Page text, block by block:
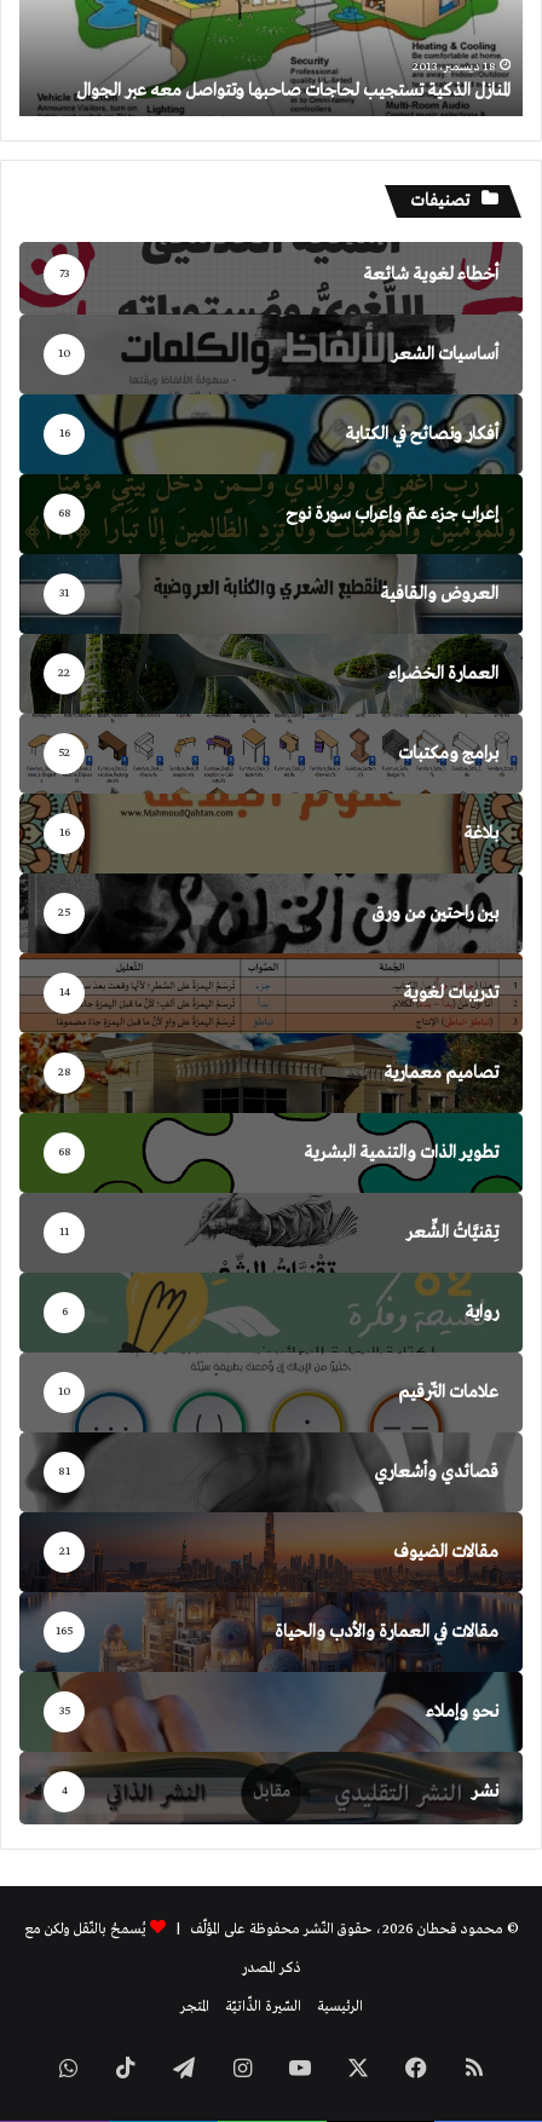
الجوال
18 ديسمبر، 2013
المنازل الذكية تستجيب لحاجات صاحبها وتتواصل معه عبر الجوال
تصنيفات
أخطاء لغوية شائعة 73
أساسيات الشعر 10
أفكار ونصائح في الكتابة 16
إعراب جزء عمّ وإعراب سورة نوح 68
العروض والقافية 31
العمارة الخضراء 22
برامج ومكتبات 52
بلاغة 16
بين راحتين من ورق 25
تدريبات لغوية 14
تصاميم معمارية 28
تطوير الذات والتنمية البشرية 68
تِقنيَّاتُ الشِّعر 11
رواية 6
علامات التّرقيم 10
قصائدي وأشعاري 81
مقالات الضيوف 21
مقالات في العمارة والأدب والحياة 165
نحو وإملاء 35
نشر 4
© محمود قحطان 2026، حقوق النّشر محفوظة على المؤلّف |
يُسمحُ بالنّقل ولكن مع
ذكر المصدر
الرئيسية
السّيرة الذّاتيّة المتجر
ملخصفيسبوك ‫YouTubeانستقرامتيلقرام ‫TikTokواتساب